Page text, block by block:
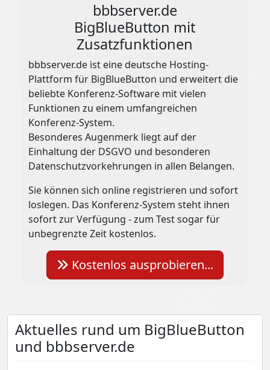
bbbserver.de
BigBlueButton mit
Zusatzfunktionen
bbbserver.de ist eine deutsche Hosting-
Plattform für BigBlueButton und erweitert die
beliebte Konferenz-Software mit vielen
Funktionen zu einem umfangreichen
Konferenz-System.
Besonderes Augenmerk liegt auf der
Einhaltung der DSGVO und besonderen
Datenschutzvorkehrungen in allen Belangen.
Sie können sich online registrieren und sofort
loslegen. Das Konferenz-System steht ihnen
sofort zur Verfügung - zum Test sogar für
unbegrenzte Zeit kostenlos.
Kostenlos ausprobieren...
Aktuelles rund um BigBlueButton
und bbbserver.de